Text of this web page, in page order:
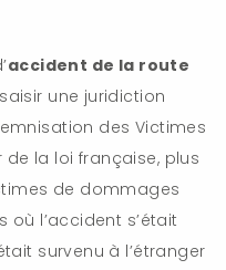
accident de la route
une juridiction
des Victimes
de la loi française, plus
de dommages
l’accident s’était
survenu à l’étranger